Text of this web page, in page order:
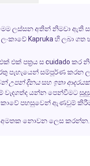
ලස්සන අතින් නිමවා ඇති
Kapruka හි ලබා
එක් පත‍්‍රය ස cuidado
පැහැයෙන් සම්පූර්ණ කරන
උපන් දිනයසහ ඉතා
යන්න පෙන්වීමට
පහසුවෙන් ඇණවුම්
අමතක නොවන ලෙස කරන්න.